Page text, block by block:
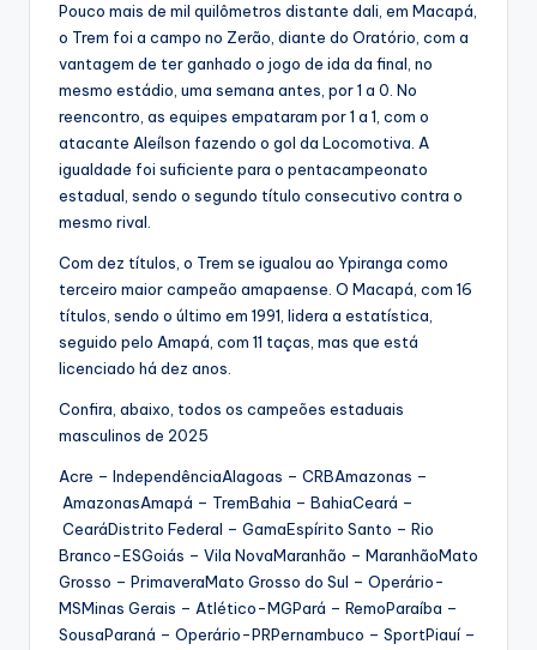
Pouco mais de mil quilômetros distante dali, em Macapá,
o Trem foi a campo no Zerão, diante do Oratório, com a
vantagem de ter ganhado o jogo de ida da final, no
mesmo estádio, uma semana antes, por 1 a 0. No
reencontro, as equipes empataram por 1 a 1, com o
atacante Aleílson fazendo o gol da Locomotiva. A
igualdade foi suficiente para o pentacampeonato
estadual, sendo o segundo título consecutivo contra o
mesmo rival.
Com dez títulos, o Trem se igualou ao Ypiranga como
terceiro maior campeão amapaense. O Macapá, com 16
títulos, sendo o último em 1991, lidera a estatística,
seguido pelo Amapá, com 11 taças, mas que está
licenciado há dez anos.
Confira, abaixo, todos os campeões estaduais
masculinos de 2025
Acre – IndependênciaAlagoas – CRBAmazonas –
AmazonasAmapá – TremBahia – BahiaCeará –
CearáDistrito Federal – GamaEspírito Santo – Rio
Branco-ESGoiás – Vila NovaMaranhão – MaranhãoMato
Grosso – PrimaveraMato Grosso do Sul – Operário-
MSMinas Gerais – Atlético-MGPará – RemoParaíba –
SousaParaná – Operário-PRPernambuco – SportPiauí –